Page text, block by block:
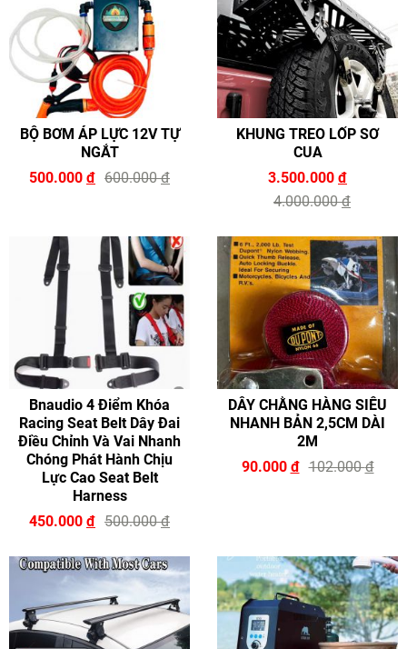
BỘ BƠM ÁP LỰC 12V TỰ
NGẮT
500.000 đ 600.000đ
KHUNG TREO LỐP SƠ
CUA
3.500.000 đ
4.000.000đ
Bnaudio 4 Điểm Khóa
Racing Seat Belt Dây Đai
Điều Chỉnh Và Vai Nhanh
Chóng Phát Hành Chịu
Lực Cao Seat Belt
Harness
450.000 đ 500.000đ
DÂY CHẰNG HÀNG SIÊU
NHANH BẢN 2,5CM DÀI
2M
90.000 đ 102.000đ